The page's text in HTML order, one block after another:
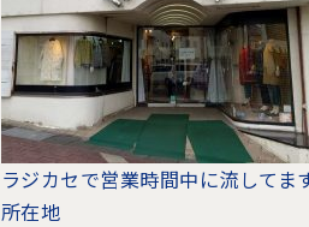
ラジカセで営業時間中に流してま
所在地